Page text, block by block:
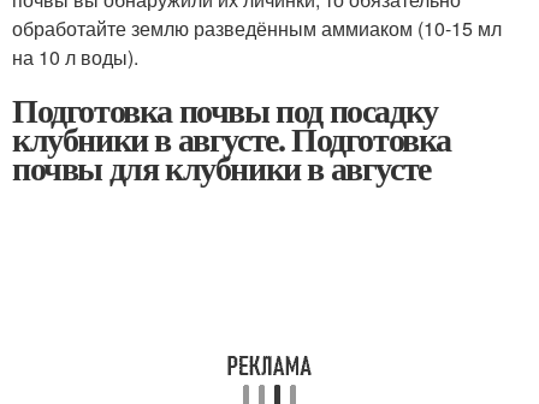
обработайте землю разведённым аммиаком (10-15 мл
на 10 л воды).
Подготовка почвы под посадку
клубники в августе. Подготовка
почвы для клубники в августе